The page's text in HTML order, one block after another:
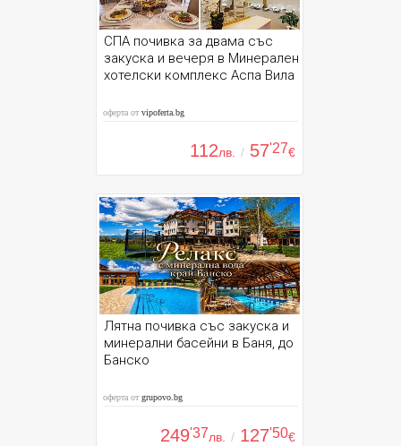
СПА почивка за двама със
закуска и вечеря в Минерален
хотелски комплекс Аспа Вила
оферта отvipoferta.bg
112лв. / 57'27€
Лятна почивка със закуска и
минерални басейни в Баня, до
Банско
оферта отgrupovo.bg
249'37лв. / 127'50€